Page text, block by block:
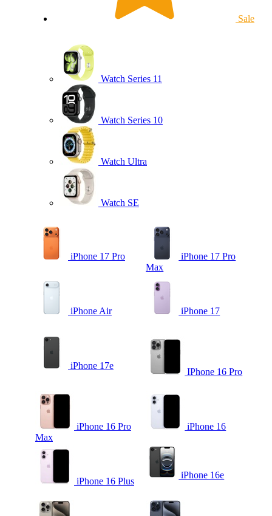
Sale
Watch Series 11
Watch Series 10
Watch Ultra
Watch SE
iPhone 17 Pro
iPhone 17 Pro
Max
iPhone Air iPhone 17
iPhone 17e
IPhone 16 Pro
iPhone 16 Pro
Max
iPhone 16
iPhone 16 Plus
iPhone 16e